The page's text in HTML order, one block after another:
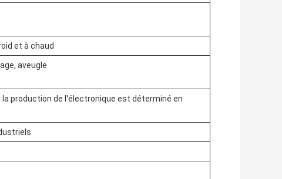
et à chaud
aveugle
production de l'électronique est déterminé en